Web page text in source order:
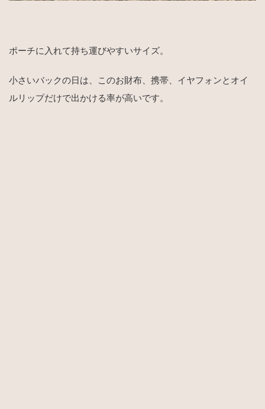
ポーチに入れて持ち運びやすいサイズ。
小さいバックの日は、このお財布、携帯、イヤフォンとオイ
ルリップだけで出かける率が高いです。